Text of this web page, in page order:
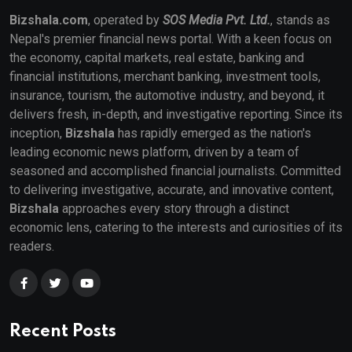
Bizshala.com, operated by SOS Media Pvt. Ltd., stands as
Nepal's premier financial news portal. With a keen focus on
the economy, capital markets, real estate, banking and
financial institutions, merchant banking, investment tools,
insurance, tourism, the automotive industry, and beyond, it
delivers fresh, in-depth, and investigative reporting. Since its
inception, Bizshala has rapidly emerged as the nation's
leading economic news platform, driven by a team of
seasoned and accomplished financial journalists. Committed
to delivering investigative, accurate, and innovative content,
Bizshala approaches every story through a distinct
economic lens, catering to the interests and curiosities of its
readers.
Recent Posts